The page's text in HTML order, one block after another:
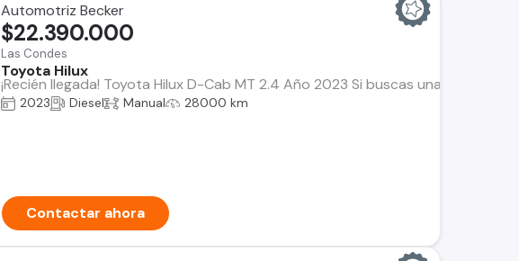
Automotriz Becker
Las Condes
Toyota Hilux
¡Recién llegada! Toyota Hilux D-Cab MT 2.4 Año 2023 Si buscas una
$22.390.000
2023 Diesel Manual 28000 km
Contactar ahora